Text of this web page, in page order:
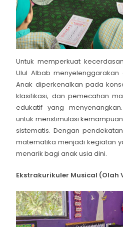
Untuk memperkuat
Ulul Albab menyelenggarakan
Anak diperkenalkan pada
klasifikasi, dan pemecahan
edukatif yang
untuk menstimulasi
sistematis. Dengan
matematika menjadi kegiatan
menarik bagi anak usia dini.
Ekstrakurikuler Musical (Olah